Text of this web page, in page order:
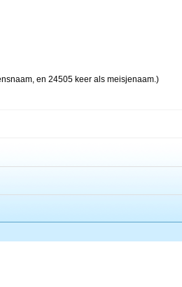
en 24505 keer als meisjenaam.)